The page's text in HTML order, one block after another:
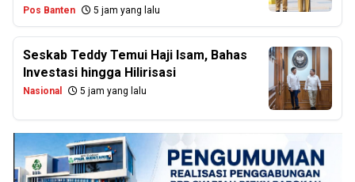
Pos Banten 5 jam yang lalu
Seskab Teddy Temui Haji Isam, Bahas
Investasi hingga Hilirisasi
Nasional 5 jam yang lalu